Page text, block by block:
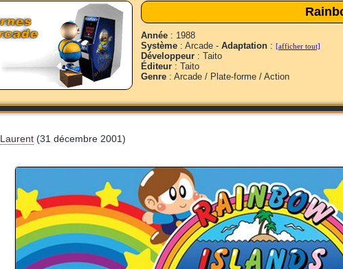
Année : 1988
Système : Arcade - Adaptation : [afficher tout]
Développeur : Taito
Éditeur : Taito
Genre : Arcade / Plate-forme / Action
Laurent (31 décembre 2001)